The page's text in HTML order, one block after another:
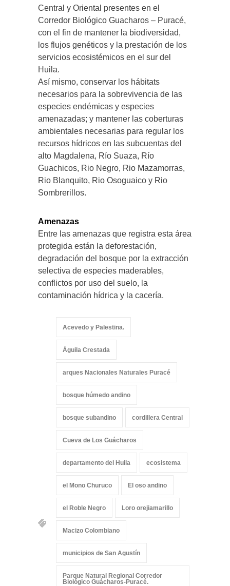
Central y Oriental presentes en el
Corredor Biológico Guacharos – Puracé,
con el fin de mantener la biodiversidad,
los flujos genéticos y la prestación de los
servicios ecosistémicos en el sur del
Huila.
Así mismo, conservar los hábitats
necesarios para la sobrevivencia de las
especies endémicas y especies
amenazadas; y mantener las coberturas
ambientales necesarias para regular los
recursos hídricos en las subcuentas del
alto Magdalena, Río Suaza, Río
Guachicos, Rio Negro, Rio Mazamorras,
Rio Blanquito, Rio Osoguaico y Rio
Sombrerillos.
Amenazas
Entre las amenazas que registra esta área
protegida están la deforestación,
degradación del bosque por la extracción
selectiva de especies maderables,
conflictos por uso del suelo, la
contaminación hídrica y la cacería.
Acevedo y Palestina.
Águila Crestada
arques Nacionales Naturales Puracé
bosque húmedo andino
bosque subandino cordillera Central
Cueva de Los Guácharos
departamento del Huila ecosistema
el Mono Churuco El oso andino
el Roble Negro Loro orejiamarillo
Macizo Colombiano
municipios de San Agustín
Parque Natural Regional Corredor
Biológico Guácharos-Puracé.